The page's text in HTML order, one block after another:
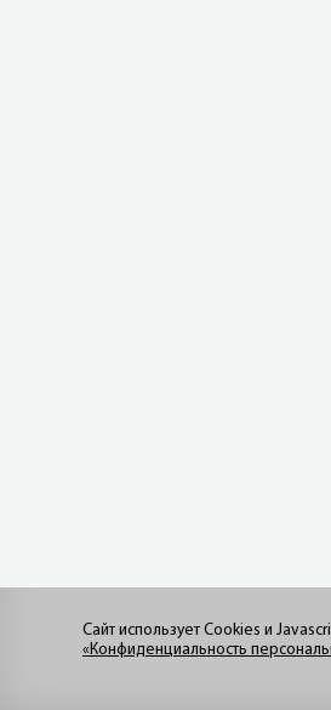
Сайт использует Cookies и
«Конфиденциальность